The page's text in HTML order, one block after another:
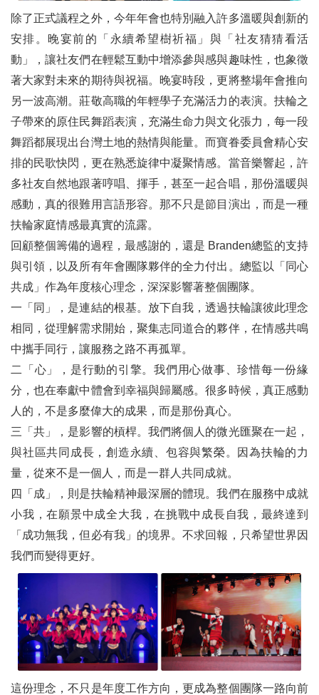
除了正式議程之外，今年年會也特別融入許多溫暖與創新的
安排。晚宴前的「永續希望樹祈福」與「社友猜猜看活
動」，讓社友們在輕鬆互動中增添參與感與趣味性，也象徵
著大家對未來的期待與祝福。晚宴時段，更將整場年會推向
另一波高潮。莊敬高職的年輕學子充滿活力的表演。扶輪之
子帶來的原住民舞蹈表演，充滿生命力與文化張力，每一段
舞蹈都展現出台灣土地的熱情與能量。而寶眷委員會精心安
排的民歌快閃，更在熟悉旋律中凝聚情感。當音樂響起，許
多社友自然地跟著哼唱、揮手，甚至一起合唱，那份溫暖與
感動，真的很難用言語形容。那不只是節目演出，而是一種
扶輪家庭情感最真實的流露。
回顧整個籌備的過程，最感謝的，還是 Branden總監的支持
與引領，以及所有年會團隊夥伴的全力付出。總監以「同心
共成」作為年度核心理念，深深影響著整個團隊。
一「同」，是連結的根基。放下自我，透過扶輪讓彼此理念
相同，從理解需求開始，聚集志同道合的夥伴，在情感共鳴
中攜手同行，讓服務之路不再孤單。
二「心」，是行動的引擎。我們用心做事、珍惜每一份緣
分，也在奉獻中體會到幸福與歸屬感。很多時候，真正感動
人的，不是多麼偉大的成果，而是那份真心。
三「共」，是影響的槓桿。我們將個人的微光匯聚在一起，
與社區共同成長，創造永續、包容與繁榮。因為扶輪的力
量，從來不是一個人，而是一群人共同成就。
四「成」，則是扶輪精神最深層的體現。我們在服務中成就
小我，在願景中成全大我，在挑戰中成長自我，最終達到
「成功無我，但必有我」的境界。不求回報，只希望世界因
我們而變得更好。
這份理念，不只是年度工作方向，更成為整個團隊一路向前